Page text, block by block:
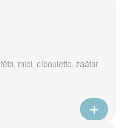
miel, ciboulette, zaâtar